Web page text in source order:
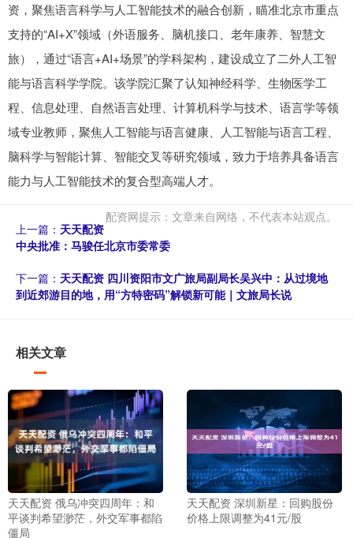
资，聚焦语言科学与人工智能技术的融合创新，瞄准北京市重点
支持的“AI+X”领域（外语服务、脑机接口、老年康养、智慧文
旅），通过“语言+AI+场景”的学科架构，建设成立了二外人工智
能与语言科学学院。该学院汇聚了认知神经科学、生物医学工
程、信息处理、自然语言处理、计算机科学与技术、语言学等领
域专业教师，聚焦人工智能与语言健康、人工智能与语言工程、
脑科学与智能计算、智能交叉等研究领域，致力于培养具备语言
能力与人工智能技术的复合型高端人才。
配资网提示：文章来自网络，不代表本站观点。
上一篇： 天天配资
中央批准：马骏任北京市委常委
下一篇： 天天配资 四川资阳市文广旅局副局长吴兴中：从过境地
到近郊游目的地，用“方特密码”解锁新可能｜文旅局长说
相关文章
天天配资 俄乌冲突四周年：和
平谈判希望渺茫，外交军事都陷
僵局
天天配资 深圳新星：回购股份
价格上限调整为41元/股